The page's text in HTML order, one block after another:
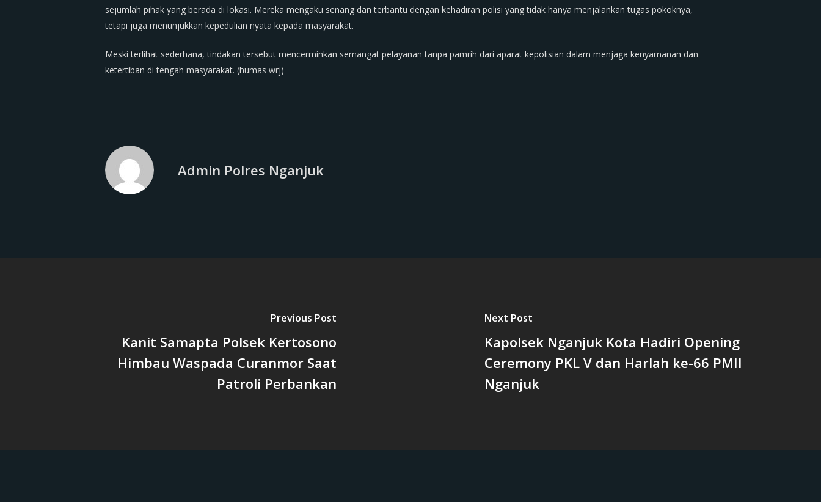
sejumlah pihak yang berada di lokasi. Mereka mengaku senang dan terbantu dengan kehadiran polisi yang tidak hanya menjalankan tugas pokoknya,
tetapi juga menunjukkan kepedulian nyata kepada masyarakat.
Meski terlihat sederhana, tindakan tersebut mencerminkan semangat pelayanan tanpa pamrih dari aparat kepolisian dalam menjaga kenyamanan dan
ketertiban di tengah masyarakat. (humas wrj)
Admin Polres Nganjuk
Previous Post
Kanit Samapta Polsek Kertosono
Himbau Waspada Curanmor Saat
Patroli Perbankan
Next Post
Kapolsek Nganjuk Kota Hadiri Opening
Ceremony PKL V dan Harlah ke-66 PMII
Nganjuk